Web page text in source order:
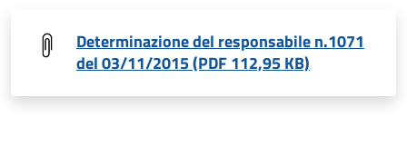
Determinazione del responsabile n.1071
del 03/11/2015 (PDF 112,95 KB)